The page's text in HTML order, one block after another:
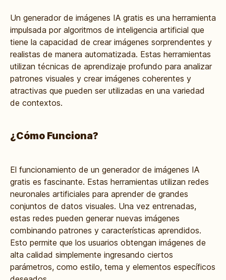
Un generador de imágenes IA gratis es una herramienta
impulsada por algoritmos de inteligencia artificial que
tiene la capacidad de crear imágenes sorprendentes y
realistas de manera automatizada. Estas herramientas
utilizan técnicas de aprendizaje profundo para analizar
patrones visuales y crear imágenes coherentes y
atractivas que pueden ser utilizadas en una variedad
de contextos.
¿Cómo Funciona?
El funcionamiento de un generador de imágenes IA
gratis es fascinante. Estas herramientas utilizan redes
neuronales artificiales para aprender de grandes
conjuntos de datos visuales. Una vez entrenadas,
estas redes pueden generar nuevas imágenes
combinando patrones y características aprendidos.
Esto permite que los usuarios obtengan imágenes de
alta calidad simplemente ingresando ciertos
parámetros, como estilo, tema y elementos específicos